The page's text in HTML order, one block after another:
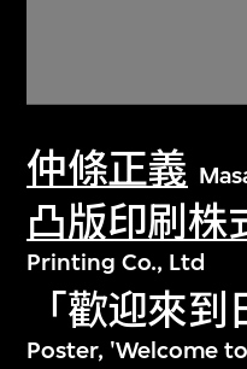
仲條正義
凸版印刷株
Printing Co., Ltd
「歡迎來
Poster, 'Welcome
关于M+藏品
探索世界顶级的
文化藏品。